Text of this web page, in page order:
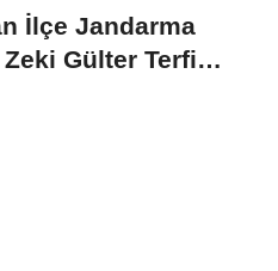
İlçe Jandarma
Zeki Gülter Terfi